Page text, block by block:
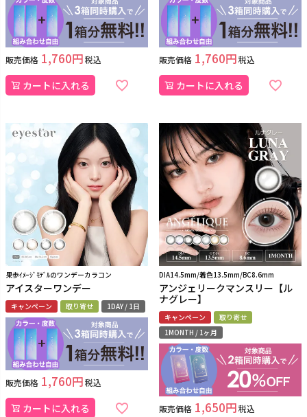
販売価格 1,760 税込
カートに入れる
販売価格 1,760 税込
カートに入れる
果歩ｲﾒｰｼﾞﾓﾃﾞﾙのワンデーカラコン
アイスターワンデー
キャンペーン 取り寄せ 1DAY / 1日
販売価格 1,760 税込
カートに入れる
DIA14.5mm/着色13.5mm/BC8.6mm
アンジェリークマンスリー【ル
ナグレー】
キャンペーン
取り寄せ
1MONTH / 1ヶ月
販売価格 1,650 税込